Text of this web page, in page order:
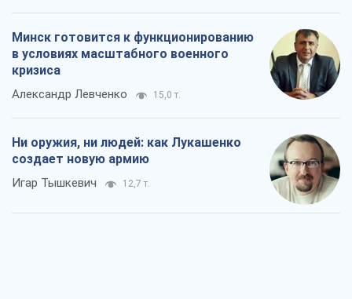
Минск готовится к функционированию
в условиях масштабного военного
кризиса
Александр Левченко 15,0 т.
Ни оружия, ни людей: как Лукашенко
создает новую армию
Игар Тышкевич 12,7 т.